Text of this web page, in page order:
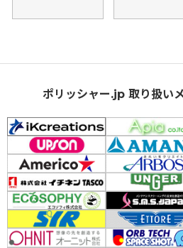
ポリッシャー.jp 取り扱い